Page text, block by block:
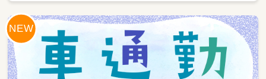
やご相談対応・サポート
・社用車（AT限定OK）を使用してのお迎えやご
自宅への送迎業務
・施設内の清掃、おもちゃや使用器具の消毒・衛
生管理